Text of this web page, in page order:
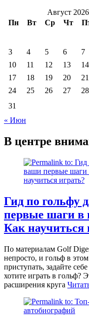
Август 2026
Пн
Вт Ср Чт
3
4 5 6 7
10
11 12 13 14
17
18 19 20 21
24
25 26 27 28
31
« Июн
В центре
Гид по гольфу
первые шаги в
Как научиться
По материалам Golf
непросто, и гольф в
приступать, задайте
хотите играть в гольф?
расширения круга